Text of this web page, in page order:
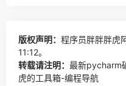
版权声明： 程序员胖胖胖虎
11:12。
转载请注明： 最新pycharm
虎的工具箱-编程导航